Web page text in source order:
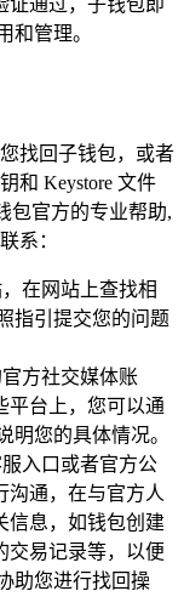
证通过，子钱包即
和管理。
找回子钱包，或者
和 Keystore 文件
包官方的专业帮助,
系：
在网站上查找相
指引提交您的问题
方社交媒体账
平台上，您可以通
明您的具体情况。
入口或者官方公
沟通，在与官方人
信息，如钱包创建
交易记录等，以便
助您进行找回操